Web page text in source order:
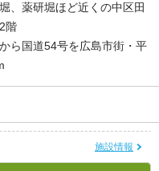
、薬研堀ほど近くの中区田
階
ら国道54号を広島市街・平
施設情報